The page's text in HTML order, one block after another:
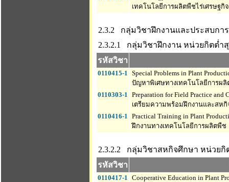
เทคโนโลยีการผลิตพืชไร่เศรษฐกิจ
2.3.2 กลุ่มวิชาฝึกงานและประสบกา
2.3.2.1 กลุ่มวิชาฝึกงาน หน่วยกิตต่ำ
รหัสวิชา
0110415-1 Special Problems in Plant
ปัญหาพิเศษทางเทคโนโลยีการผ
0110303-1 Preparation for Field Practice and
เตรียมความพร้อมฝึกงานและสห
0110416-1 Practical Training in Plant
ฝึกงานทางเทคโนโลยีการผลิตพืช
2.3.2.2 กลุ่มวิชาสหกิจศึกษา หน่วยกิ
รหัสวิชา
0110417-1 Cooperative Education in Plant